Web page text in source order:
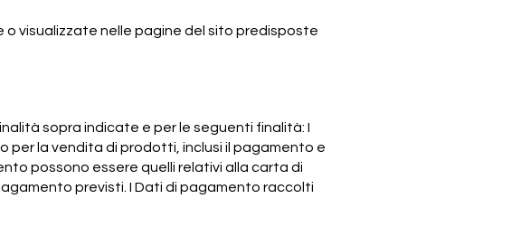
visualizzate nelle pagine del sito predisposte
sopra indicate e per le seguenti finalità: I
per la vendita di prodotti, inclusi il pagamento e
possono essere quelli relativi alla carta di
previsti. I Dati di pagamento raccolti